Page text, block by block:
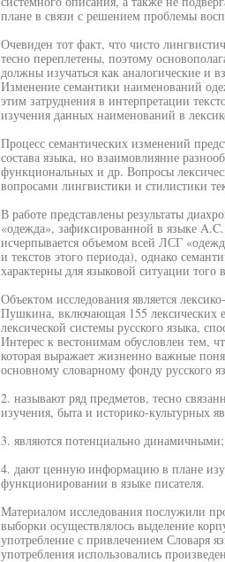
плане в связи с решением проблемы
Очевиден тот факт, что чисто
тесно переплетены, поэтому
должны изучаться как аналогические
Изменение семантики наименований
этим затруднения в интерпретации
изучения данных наименований в
Процесс семантических изменений
состава языка, но взаимовлияние
функциональных и др. Вопросы
вопросами лингвистики и стилистики
В работе представлены результаты
«одежда», зафиксированной в языке
исчерпывается объемом всей ЛСГ
и текстов этого периода), однако
характерны для языковой ситуации того
Объектом исследования является
Пушкина, включающая 155 лексических
лексической системы русского языка,
Интерес к вестонимам обусловлен тем,
которая выражает жизненно важные
основному словарному фонду русского
2. называют ряд предметов, тесно
изучения, быта и историко-культурных
3. являются потенциально
4. дают ценную информацию в плане
функционировании в языке писателя.
Материалом исследования послужили
выборки осуществлялось выделение
употребление с привлечением Словаря
употребления использовались